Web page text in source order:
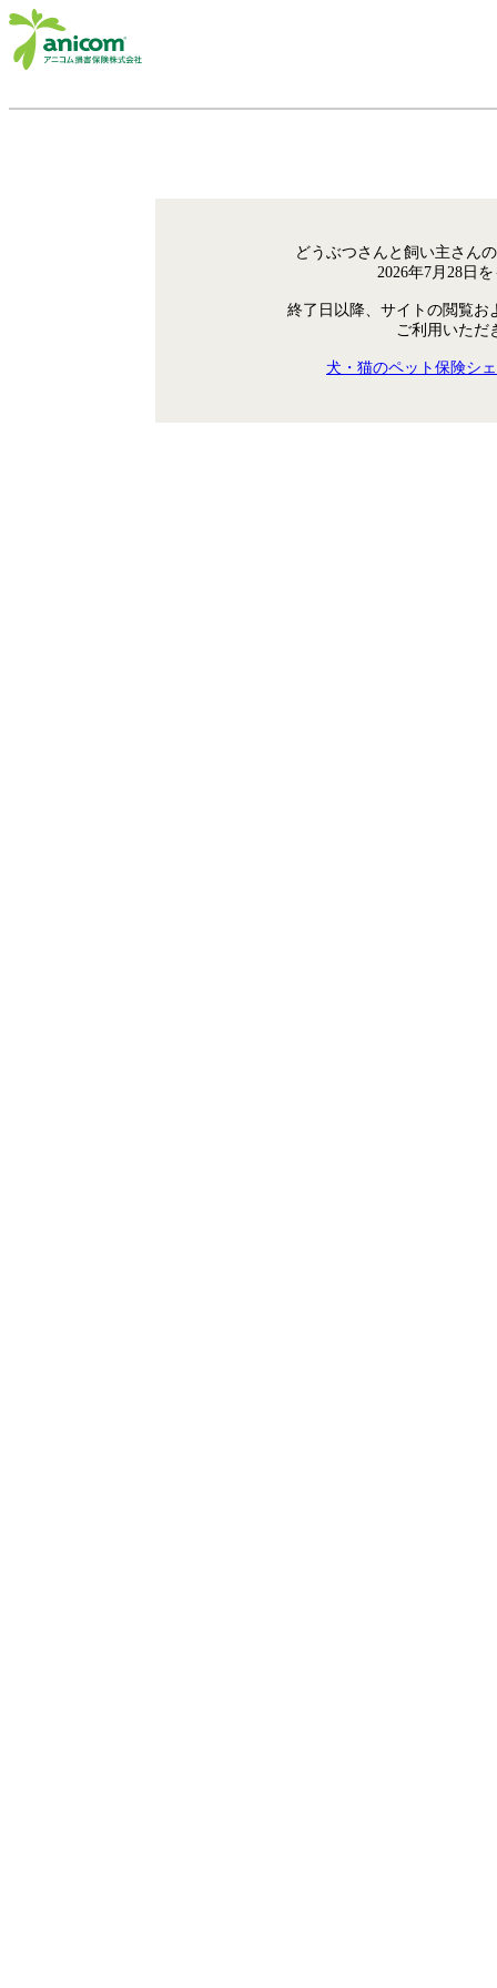
どうぶつさんと飼い主さん
2026年7月28日
終了日以降、サイトの閲覧お
ご利用いただ
犬・猫のペット保険シ